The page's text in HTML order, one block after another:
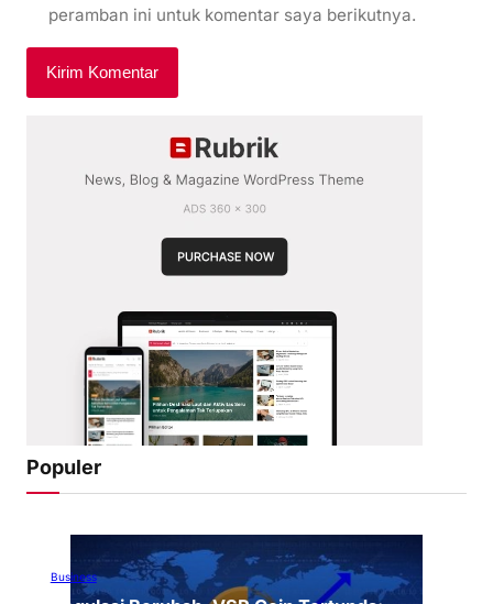
peramban ini untuk komentar saya berikutnya.
Populer
Business